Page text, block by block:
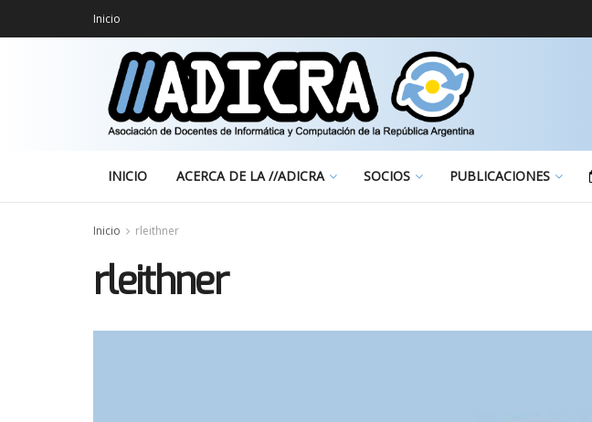
Inicio
INICIO ACERCA DE LA //ADICRA SOCIOS PUBLICACIONES
Inicio rleithner
rleithner